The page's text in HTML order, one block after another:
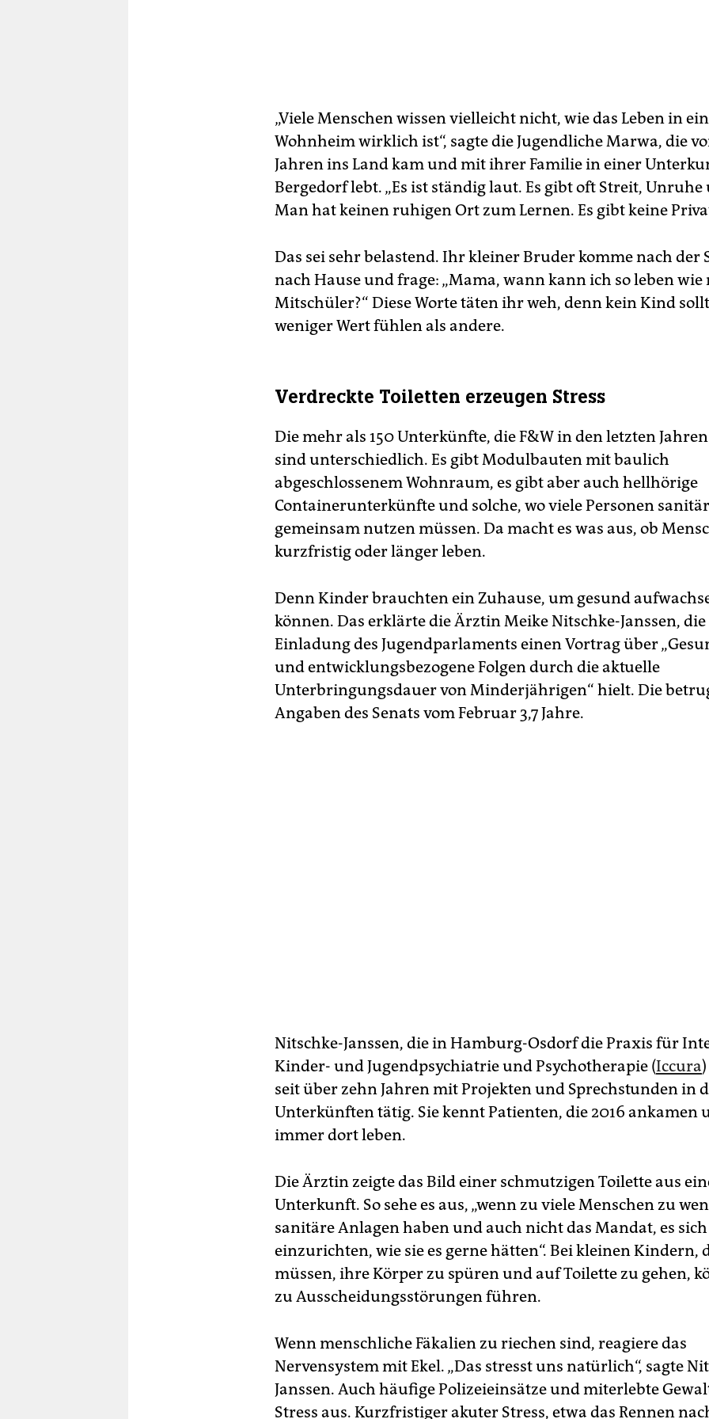
„Viele Menschen wissen vielleicht nicht, wie das Leben in
Wohnheim wirklich ist“, sagte die Jugendliche Marwa, die
Jahren ins Land kam und mit ihrer Familie in einer
Bergedorf lebt. „Es ist ständig laut. Es gibt oft Streit, Unruhe
Man hat keinen ruhigen Ort zum Lernen. Es gibt keine
Das sei sehr belastend. Ihr kleiner Bruder komme nach der
nach Hause und frage: „Mama, wann kann ich so leben wie
Mitschüler?“ Diese Worte täten ihr weh, denn kein Kind
weniger Wert fühlen als andere.
Verdreckte Toiletten erzeugen Stress
Die mehr als 150 Unterkünfte, die F&W in den letzten
sind unterschiedlich. Es gibt Modulbauten mit baulich
abgeschlossenem Wohnraum, es gibt aber auch hellhörige
Containerunterkünfte und solche, wo viele Personen
gemeinsam nutzen müssen. Da macht es was aus, ob
kurzfristig oder länger leben.
Denn Kinder brauchten ein Zuhause, um gesund
können. Das erklärte die Ärztin Meike Nitschke-Janssen,
Einladung des Jugendparlaments einen Vortrag über
und entwicklungsbezogene Folgen durch die aktuelle
Unterbringungsdauer von Minderjährigen“ hielt. Die
Angaben des Senats vom Februar 3,7 Jahre.
Nitschke-Janssen, die in Hamburg-Osdorf die Praxis für
Kinder- und Jugendpsychiatrie und Psychotherapie (Iccura
seit über zehn Jahren mit Projekten und Sprechstunden in
Unterkünften tätig. Sie kennt Patienten, die 2016 ankamen
immer dort leben.
Die Ärztin zeigte das Bild einer schmutzigen Toilette aus
Unterkunft. So sehe es aus, „wenn zu viele Menschen zu
sanitäre Anlagen haben und auch nicht das Mandat, es sich
einzurichten, wie sie es gerne hätten“. Bei kleinen Kindern,
müssen, ihre Körper zu spüren und auf Toilette zu gehen,
zu Ausscheidungsstörungen führen.
Wenn menschliche Fäkalien zu riechen sind, reagiere das
Nervensystem mit Ekel. „Das stresst uns natürlich“, sagte
Janssen. Auch häufige Polizeieinsätze und miterlebte
Stress aus. Kurzfristiger akuter Stress, etwa das Rennen